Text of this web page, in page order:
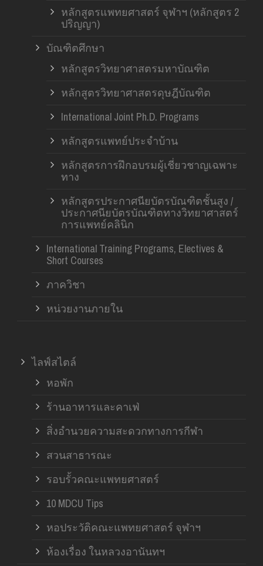
หลักสูตรแพทยศาสตร์ จุฬาฯ (หลักสูตร 2
ปริญญา)
บัณฑิตศึกษา
หลักสูตรวิทยาศาสตรมหาบัณฑิต
หลักสูตรวิทยาศาสตรดุษฎีบัณฑิต
International Joint Ph.D. Programs
หลักสูตรแพทย์ประจำบ้าน
หลักสูตรการฝึกอบรมผู้เชี่ยวชาญเฉพาะ
ทาง
หลักสูตรประกาศนียบัตรบัณฑิตชั้นสูง /
ประกาศนียบัตรบัณฑิตทางวิทยาศาสตร์
การแพทย์คลินิก
International Training Programs, Electives &
Short Courses
ภาควิชา
หน่วยงานภายใน
ไลฟ์สไตล์
หอพัก
ร้านอาหารและคาเฟ่
สิ่งอำนวยความสะดวกทางการกีฬา
สวนสาธารณะ
รอบรั้วคณะแพทยศาสตร์
10 MDCU Tips
หอประวัติคณะแพทยศาสตร์ จุฬาฯ
ห้องเรื่อง ในหลวงอานันทฯ